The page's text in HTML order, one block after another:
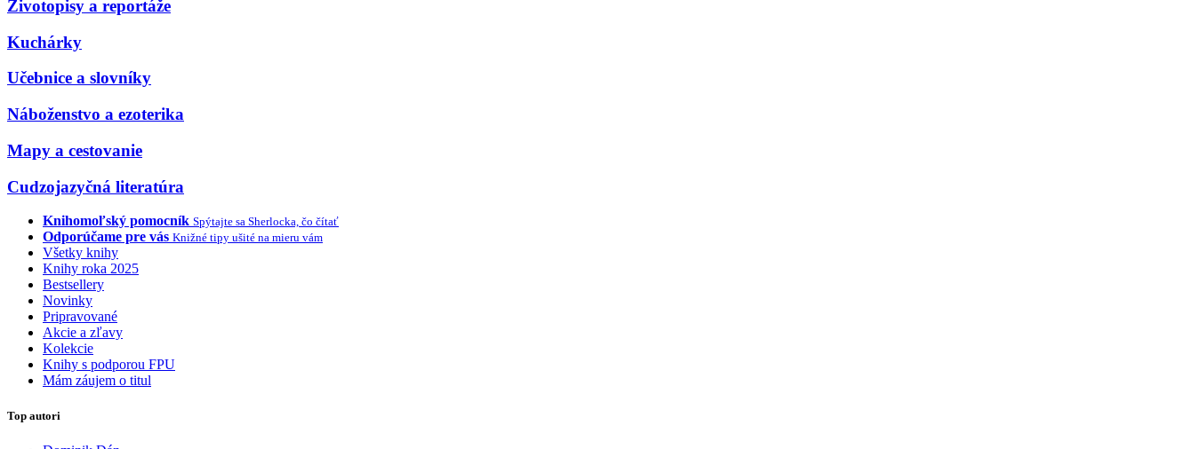
Životopisy a reportáže
Kuchárky
Učebnice a slovníky
Náboženstvo a ezoterika
Mapy a cestovanie
Cudzojazyčná literatúra
Knihomoľský pomocník Spýtajte sa Sherlocka, čo čítať
Odporúčame pre vás Knižné tipy ušité na mieru vám
Všetky knihy
Knihy roka 2025
Bestsellery
Novinky
Pripravované
Akcie a zľavy
Kolekcie
Knihy s podporou FPU
Mám záujem o titul
Top autori